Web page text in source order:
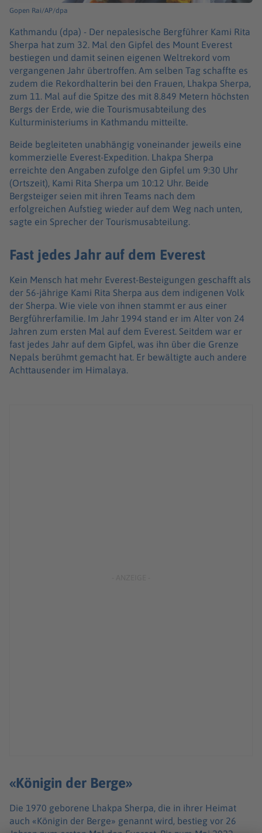
Gopen Rai/AP/dpa
Kathmandu (dpa) - Der nepalesische Bergführer Kami Rita
Sherpa hat zum 32. Mal den Gipfel des Mount Everest
bestiegen und damit seinen eigenen Weltrekord vom
vergangenen Jahr übertroffen. Am selben Tag schaffte es
zudem die Rekordhalterin bei den Frauen, Lhakpa Sherpa,
zum 11. Mal auf die Spitze des mit 8.849 Metern höchsten
Bergs der Erde, wie die Tourismusabteilung des
Kulturministeriums in Kathmandu mitteilte.
Beide begleiteten unabhängig voneinander jeweils eine
kommerzielle Everest-Expedition. Lhakpa Sherpa
erreichte den Angaben zufolge den Gipfel um 9:30 Uhr
(Ortszeit), Kami Rita Sherpa um 10:12 Uhr. Beide
Bergsteiger seien mit ihren Teams nach dem
erfolgreichen Aufstieg wieder auf dem Weg nach unten,
sagte ein Sprecher der Tourismusabteilung.
Fast jedes Jahr auf dem Everest
Kein Mensch hat mehr Everest-Besteigungen geschafft als
der 56-jährige Kami Rita Sherpa aus dem indigenen Volk
der Sherpa. Wie viele von ihnen stammt er aus einer
Bergführerfamilie. Im Jahr 1994 stand er im Alter von 24
Jahren zum ersten Mal auf dem Everest. Seitdem war er
fast jedes Jahr auf dem Gipfel, was ihn über die Grenze
Nepals berühmt gemacht hat. Er bewältigte auch andere
Achttausender im Himalaya.
«Königin der Berge»
Die 1970 geborene Lhakpa Sherpa, die in ihrer Heimat
auch «Königin der Berge» genannt wird, bestieg vor 26